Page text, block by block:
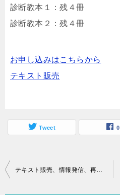
診断教本１：残４冊
診断教本２：残４冊
お申し込みはこちらから
テキスト販売
Tweet 0
投
テキスト販売、情報発信、再開いたします